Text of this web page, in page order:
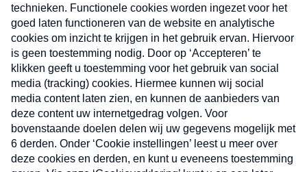
Verzend
Nieuwsbrief